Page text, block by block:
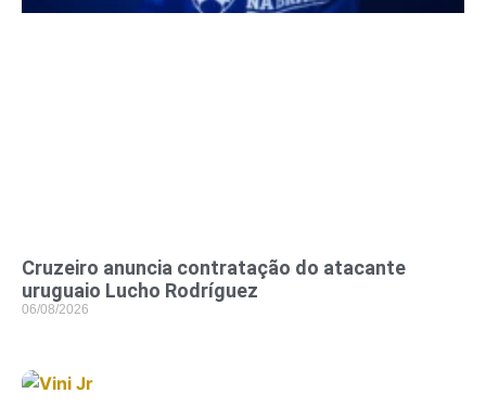
Cruzeiro anuncia contratação do atacante
uruguaio Lucho Rodríguez
06/08/2026